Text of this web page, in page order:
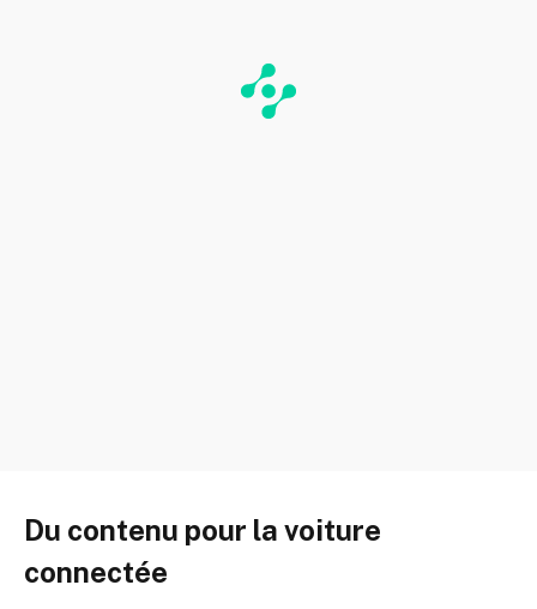
Du contenu pour la voiture
connectée